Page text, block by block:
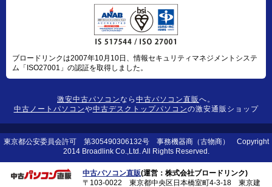
ブロードリンクは2007年10月10日、情報セキュリティマネジメントシステ
ム「ISO27001」の認証を取得しました。
激安中古パソコンなら 中古パソコン直販 へ。
中古ノートパソコンや中古デスクトップパソコンの激安通販ショップ
東京都公安委員会許可 第305490306132号 事務機器商（古物商） Copyright
2014 Broadlink Co.,Ltd. All Rights Reserved.
中古パソコン直販(運営：株式会社ブロードリンク)
〒103-0022 東京都中央区日本橋室町4-3-18 東京建